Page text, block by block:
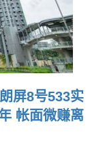
屏8号533实
帐面微赚离